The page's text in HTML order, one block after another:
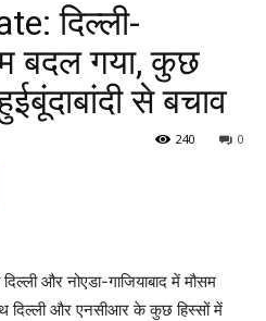
दिल्ली-
बदल गया, कुछ
से बचाव
0
240
और नोएडा-गाजियाबाद में मौसम
दिल्ली और एनसीआर के कुछ हिस्सों में